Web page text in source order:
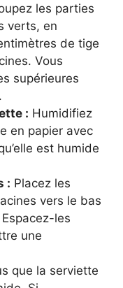
les parties
verts, en
de tige
Vous
supérieures
: Humidifiez
en papier avec
est humide
: Placez les
vers le bas
les
une
que la serviette